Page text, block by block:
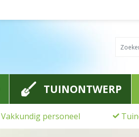
TUINONTWERP
Vakkundig personeel